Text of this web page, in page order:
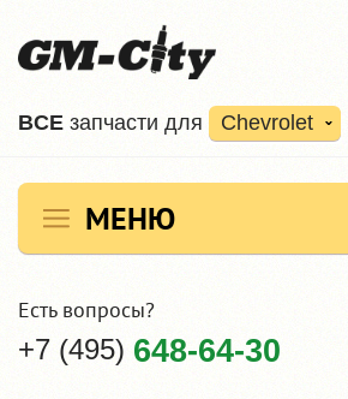
ВCE запчасти для Chevrolet
МЕНЮ
Есть вопросы?
+7 (495) 648-64-30